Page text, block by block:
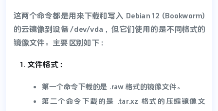
这两个命令都是用来下载和写入 Debian 12 (Bookworm)
的云镜像到设备 /dev/vda，但它们使用的是不同格式的
镜像文件。主要区别如下：
文件格式：
第一个命令下载的是 .raw 格式的镜像文件。
第二个命令下载的是 .tar.xz 格式的压缩镜像文